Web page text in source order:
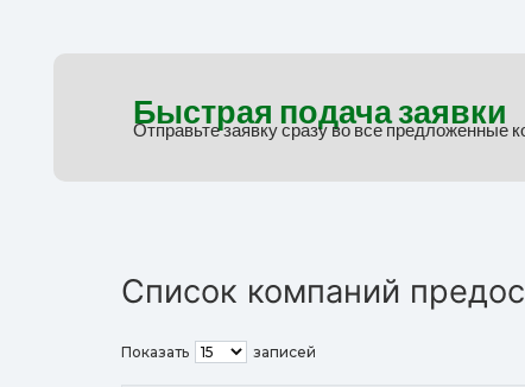
Быстрая подача заявки
Отправьте заявку сразу во все предложенные
Список компаний
Показать записей